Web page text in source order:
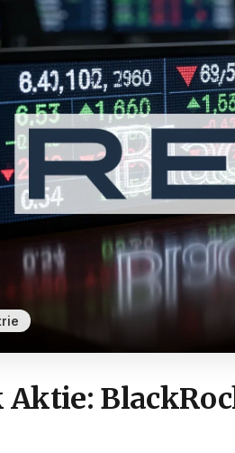
Aktie: